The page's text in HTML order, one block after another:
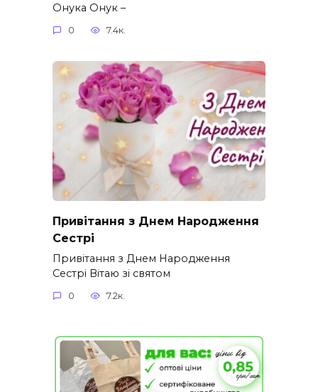
Онука Онук –
0 7.4к.
Привітання з Днем Народження
Сестрі
Привітання з Днем Народження
Сестрі Вітаю зі святом
0 7.2к.